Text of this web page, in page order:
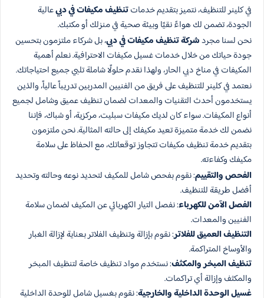
في كلينر للتنظيف، نتميز بتقديم خدماتتنظيف مكيفات في دبيعالية
الجودة، تضمن لك هواءً نقيًا وبيئة صحية في منزلك أو مكتبك.
نحن لسنا مجردشركة تنظيف مكيفات في دبي، بل شركاء ملتزمون بتحسين
جودة حياتك من خلال خدمات غسيل مكيفات الاحترافية. نعلم أهمية
المكيفات في مناخ دبي الحار، ولهذا نقدم حلولًا شاملة تلبي جميع احتياجاتك.
نعتمد في كلينر للتنظيف على فريق من الفنيين المدربين تدريباً عالياً، والذين
يستخدمون أحدث التقنيات والمعدات لضمان تنظيف عميق وشامل لجميع
أنواع المكيفات. سواء كان لديك مكيفات سبليت، مركزية، أو شباك، فإننا
نضمن لك خدمة متميزة تعيد مكيفك إلى حالته المثالية. نحن ملتزمون
بتقديم خدمة تنظيف مكيفات تتجاوز توقعاتك، مع الحفاظ على سلامة
مكيفك وكفاءته.
الفحص والتقييم: نقوم بفحص شامل للمكيف لتحديد نوعه وحالته وتحديد
أفضل طريقة للتنظيف.
الفصل الآمن للكهرباء: نفصل التيار الكهربائي عن المكيف لضمان سلامة
الفنيين والمعدات.
التنظيف العميق للفلاتر: نقوم بإزالة وتنظيف الفلاتر بعناية لإزالة الغبار
والأوساخ المتراكمة.
تنظيف المبخر والمكثف: نستخدم مواد تنظيف خاصة لتنظيف المبخر
والمكثف وإزالة أي تراكمات.
غسيل الوحدة الداخلية والخارجية: نقوم بغسيل شامل للوحدة الداخلية